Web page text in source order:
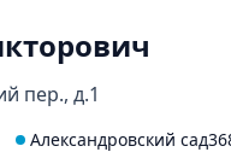
пер., д.1
Александровский сад